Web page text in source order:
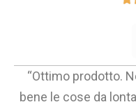
“Ottimo prodotto.
bene le cose da